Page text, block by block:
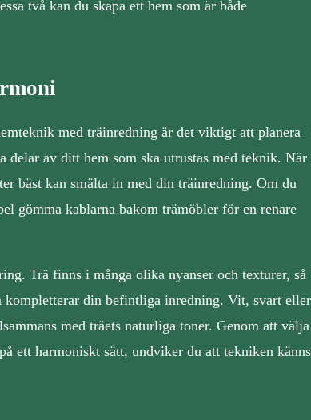
två kan du skapa ett hem som är både
med träinredning är det viktigt att planera
av ditt hem som ska utrustas med teknik. När
bäst kan smälta in med din träinredning. Om du
gömma kablarna bakom trämöbler för en renare
Trä finns i många olika nyanser och texturer, så
kompletterar din befintliga inredning. Vit, svart eller
med träets naturliga toner. Genom att välja
ett harmoniskt sätt, undviker du att tekniken känns